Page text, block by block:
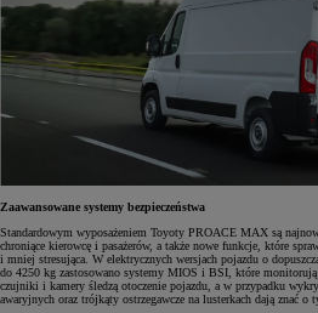
Zaawansowane systemy bezpieczeństwa
Standardowym wyposażeniem Toyoty PROACE MAX są
chroniące kierowcę i pasażerów, a także nowe funkcje, które
i mniej stresująca. W elektrycznych wersjach pojazdu o
do 4250 kg zastosowano systemy MIOS i BSI, które monitorują
czujniki i kamery śledzą otoczenie pojazdu, a w przypadku
awaryjnych oraz trójkąty ostrzegawcze na lusterkach dają znać o